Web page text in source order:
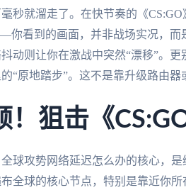
秒就溜走了。在快节奏的《
你看到的画面，并非战场实况，而
动则让你在激战中突然“漂移”。
“原地踏步”。这不是靠升级路由器
！狙击《
球攻势网络延迟怎么办的核心，
全球的核心节点，特别是靠近你